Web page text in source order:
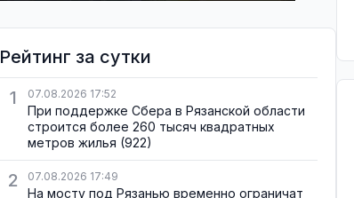
Рейтинг за сутки
1
07.08.2026 17:52
При поддержке Сбера в Рязанской области
строится более 260 тысяч квадратных
метров жилья (922)
2 07.08.2026 17:49
На мосту под Рязанью временно ограничат